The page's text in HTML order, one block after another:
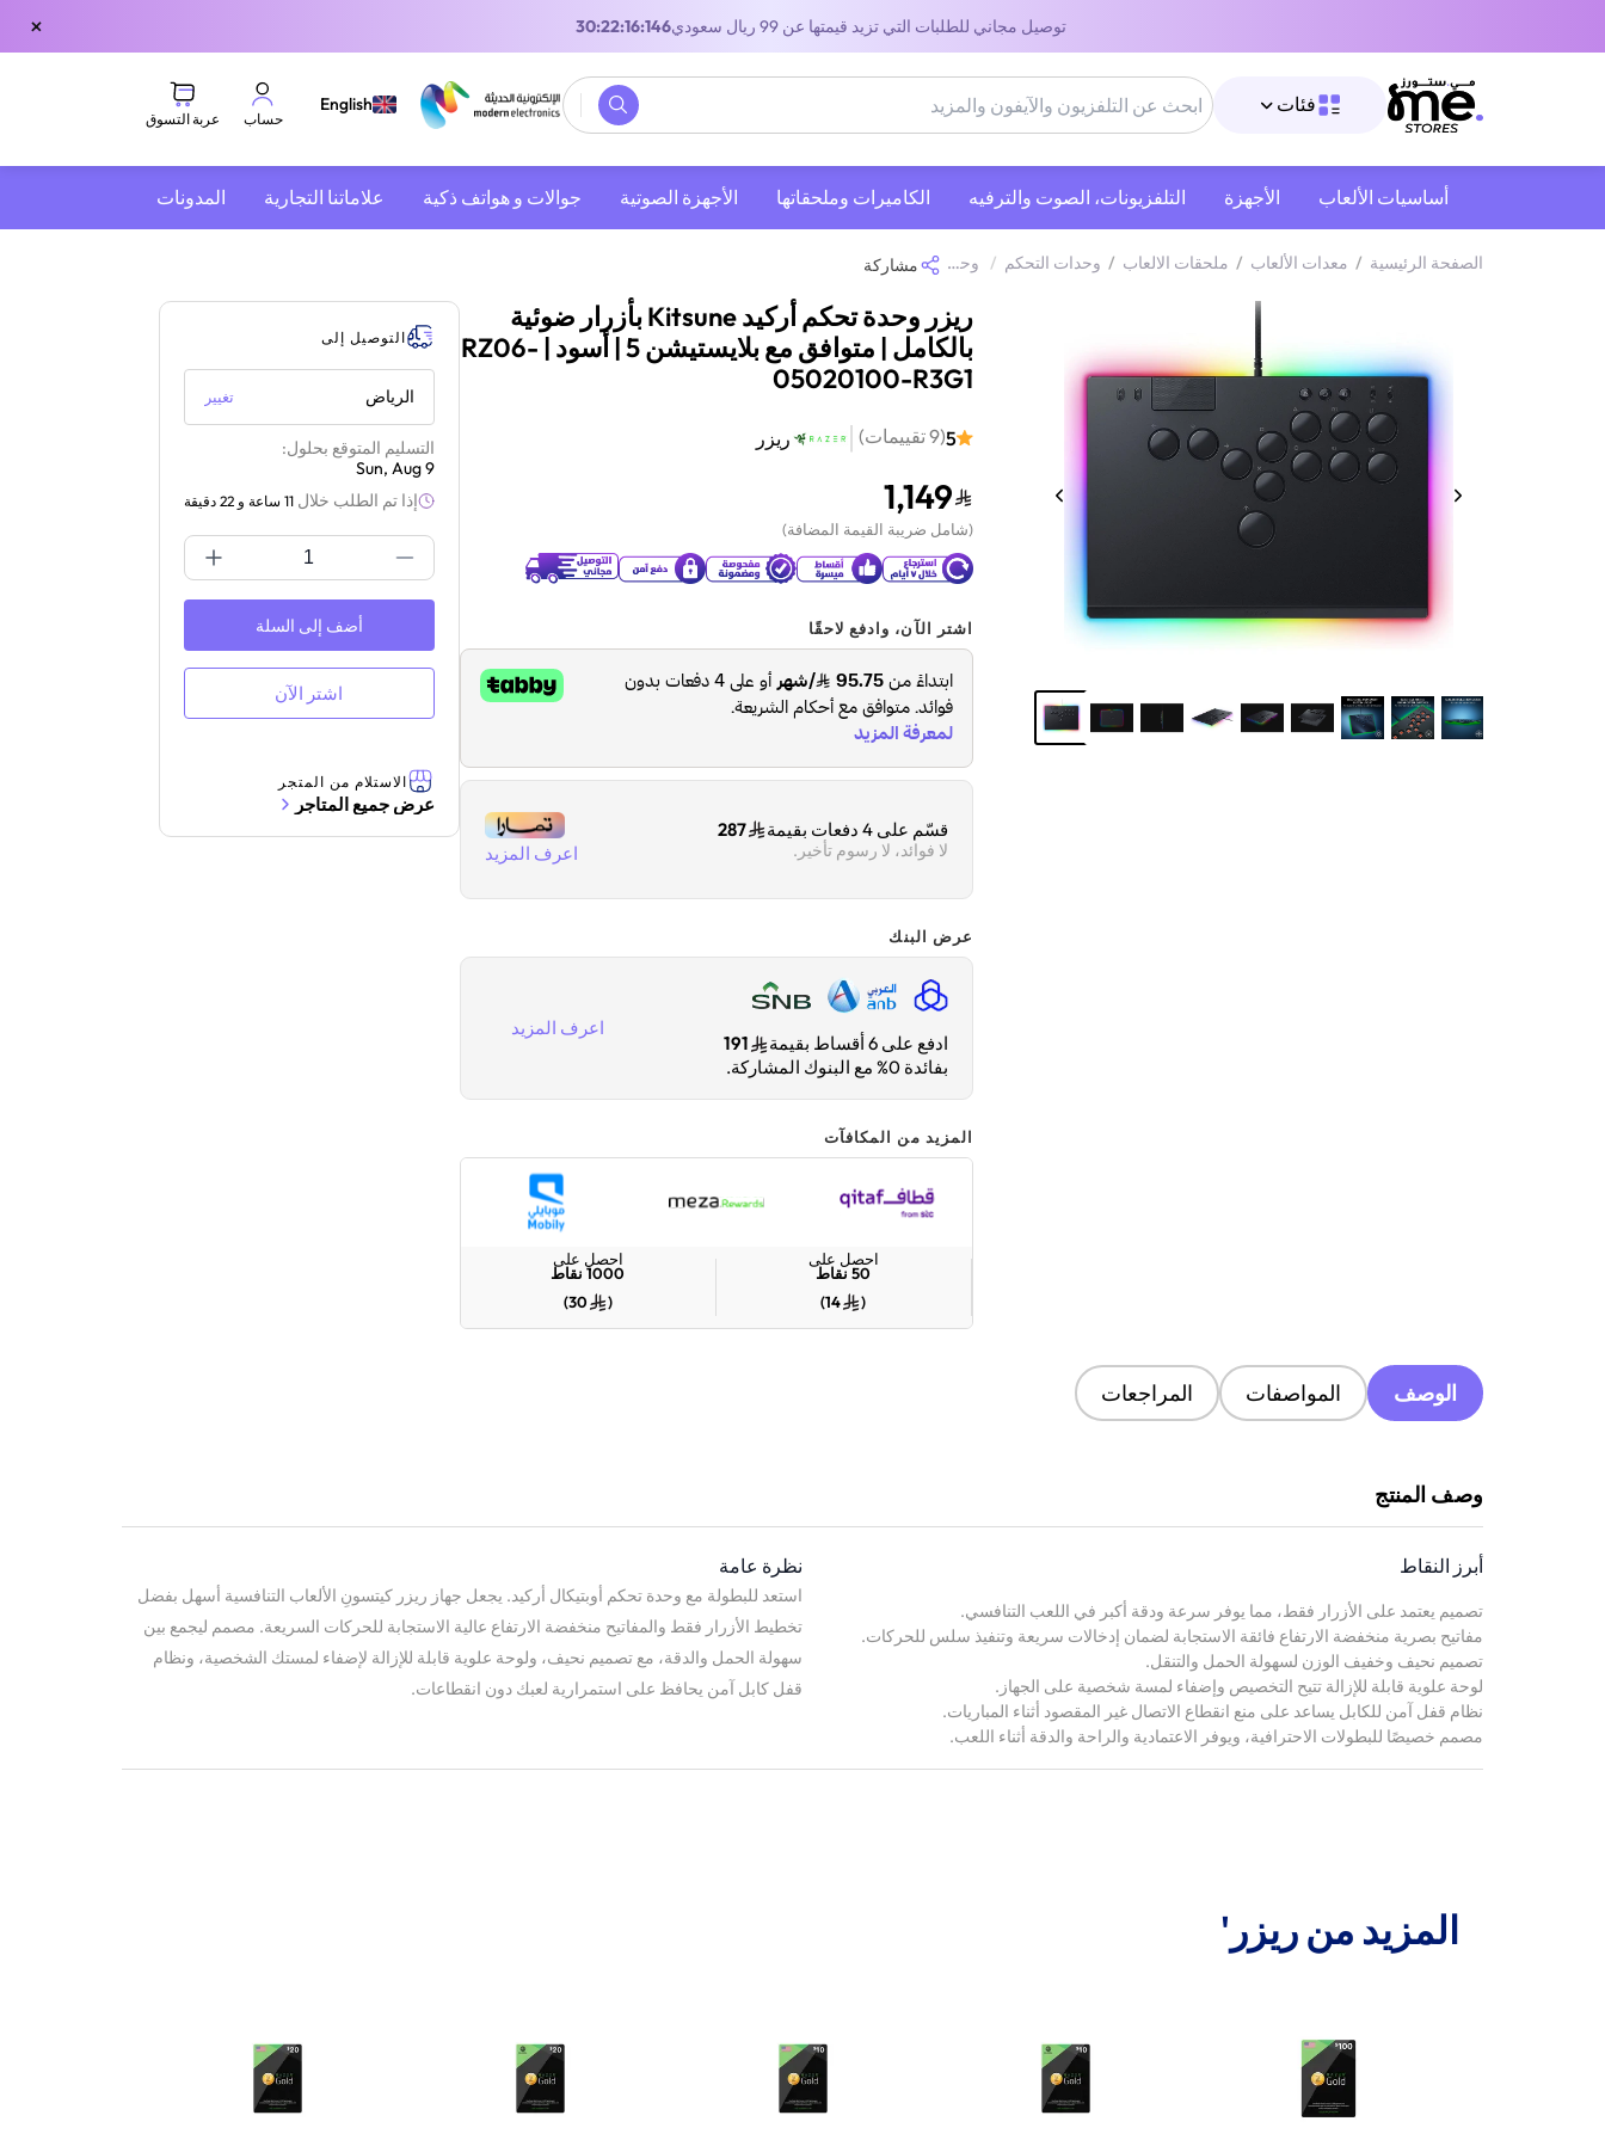
توصيل مجاني للطلبات التي تزيد قيمتها عن 99 ريال سعودي 29:22:16:146
×
فئات English
حساب عربة التسوق
أساسيات الألعاب الأجهزة التلفزيونات، الصوت والترفيه ‫الكاميرات وملحقاتها‬ الأجهزة الصوتية جوالات و هواتف ذكية علاماتنا التجارية المدونات
الصفحة الرئيسية / معدات الألعاب / ملحقات الالعاب / وحدات التحكم / وحدة تحكم ريزر مشاركة
ريزر وحدة تحكم أركيد Kitsune بأزرار ضوئية
بالكامل | متوافق مع بلايستيشن 5 | أسود | RZ06-
05020100-R3G1
5
(
9تقييمات) ريزر
1,149
(شامل ضريبة القيمة المضافة)
اشتر الآن، وادفع لاحقًا
قسّم على 4 دفعات بقيمة 287
لا فوائد، لا رسوم تأخير. اعرف المزيد
عرض البنك
ادفع على 6 أقساط بقيمة
191
بفائدة 0% مع البنوك المشاركة.
اعرف المزيد
المزيد من المكافآت
احصل على
50 نقاط
(
14
)
احصل على
1000 نقاط
(
30
)
التوصيل إلى
الرياض تغيير
التسليم المتوقع بحلول:
Sun, Aug 9
إذا تم الطلب خلال 11 ساعة و 22 دقيقة
أضف إلى السلة
اشتر الآن
الاستلام من المتجر
عرض جميع المتاجر
الوصف المواصفات المراجعات
وصف المنتج
أبرز النقاط
تصميم يعتمد على الأزرار فقط، مما يوفر سرعة ودقة أكبر في اللعب التنافسي.
مفاتيح بصرية منخفضة الارتفاع فائقة الاستجابة لضمان إدخالات سريعة وتنفيذ سلس للحركات.
تصميم نحيف وخفيف الوزن لسهولة الحمل والتنقل.
لوحة علوية قابلة للإزالة تتيح التخصيص وإضفاء لمسة شخصية على الجهاز.
نظام قفل آمن للكابل يساعد على منع انقطاع الاتصال غير المقصود أثناء المباريات.
مصمم خصيصًا للبطولات الاحترافية، ويوفر الاعتمادية والراحة والدقة أثناء اللعب.
نظرة عامة
استعد للبطولة مع وحدة تحكم أوبتيكال أركيد. يجعل جهاز ريزر كيتسونِ الألعاب التنافسية أسهل بفضل
تخطيط الأزرار فقط والمفاتيح منخفضة الارتفاع عالية الاستجابة للحركات السريعة. مصمم ليجمع بين
سهولة الحمل والدقة، مع تصميم نحيف، ولوحة علوية قابلة للإزالة لإضفاء لمستك الشخصية، ونظام
قفل كابل آمن يحافظ على استمرارية لعبك دون انقطاعات.
المزيد من ريزر'